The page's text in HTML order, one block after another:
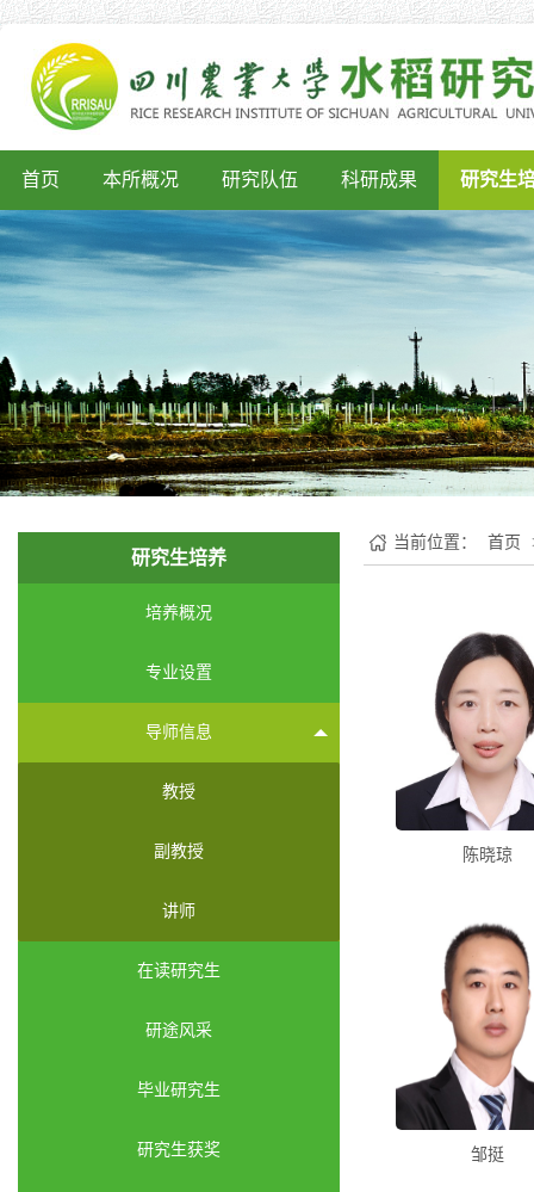
首页 本所概况 研究队伍 科研成果 研究生
研究生培养
培养概况
专业设置
导师信息
教授
副教授
讲师
在读研究生
研途风采
毕业研究生
研究生获奖
当前位置： 首页
陈晓琼
邹挺